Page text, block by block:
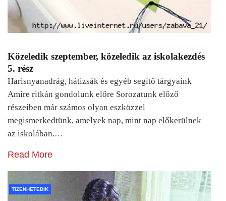
Közeledik szeptember, közeledik az iskolakezdés
5. rész
Harisnyanadrág, hátizsák és egyéb segítő tárgyaink
Amire ritkán gondolunk előre Sorozatunk előző
részeiben már számos olyan eszközzel
megismerkedtünk, amelyek nap, mint nap előkerülnek
az iskolában.…
Read More
TIZENHETEDIK